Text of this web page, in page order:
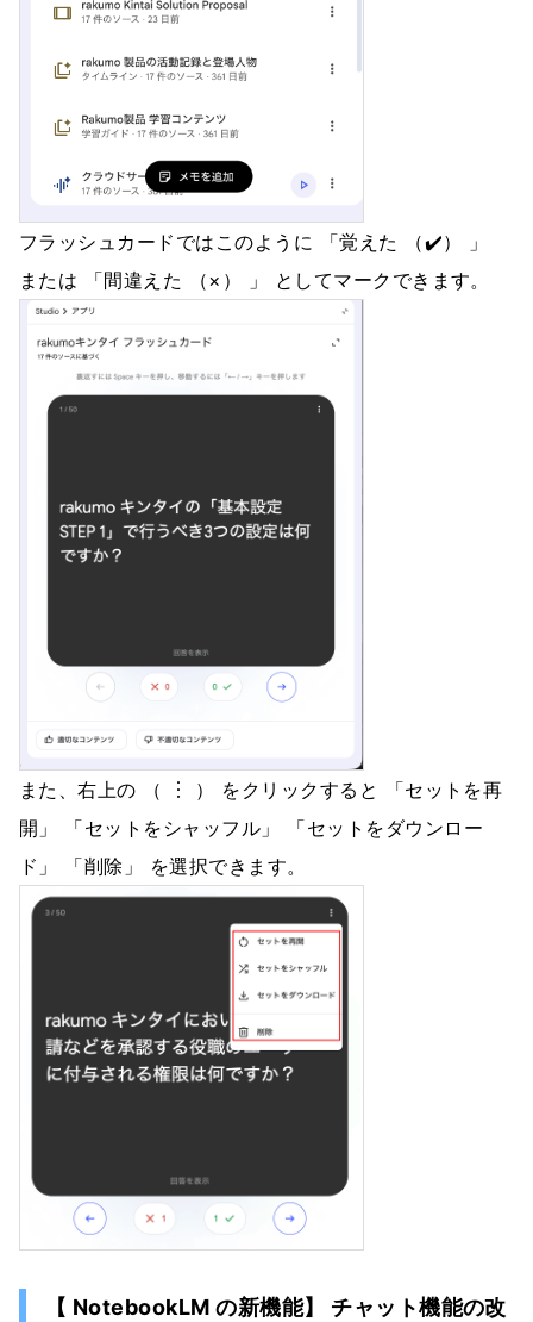
フラッシュカードではこのように 「覚えた （✔️） 」
または 「間違えた （×） 」 としてマークできます。
また、右上の （ ︙ ） をクリックすると 「セットを再
開」 「セットをシャッフル」 「セットをダウンロー
ド」 「削除」 を選択できます。
【 NotebookLM の新機能】 チャット機能の改